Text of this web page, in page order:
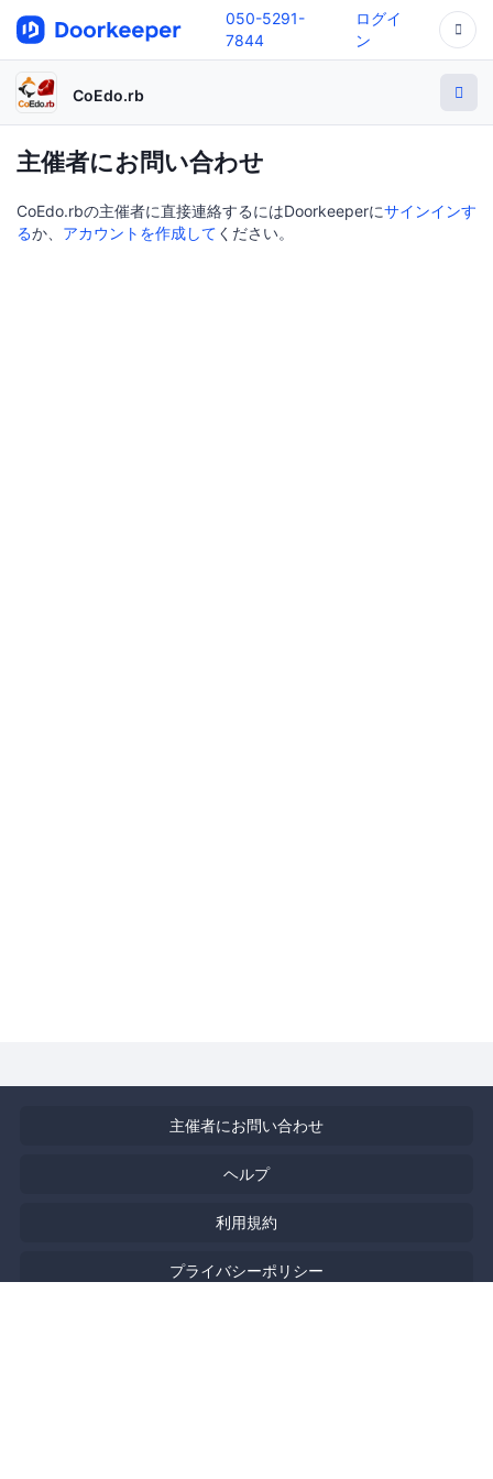
050-5291-
7844
ログイ
ン
CoEdo.rb
主催者にお問い合わせ
CoEdo.rbの主催者に直接連絡するにはDoorkeeperにサインインす
るか、 アカウントを作成して ください。
主催者にお問い合わせ
ヘルプ
利用規約
プライバシーポリシー